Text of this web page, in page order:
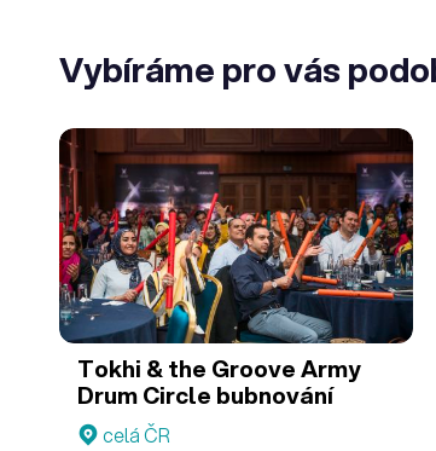
Vybíráme pro vás
Tokhi & the Groove Army
Drum Circle bubnování
celá ČR